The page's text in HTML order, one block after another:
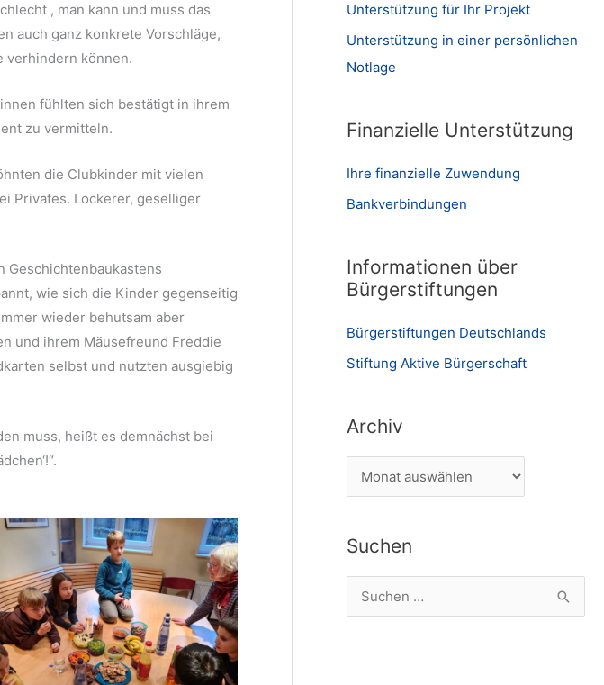
, man kann und muss das
auch ganz konkrete Vorschläge,
verhindern können.
fühlten sich bestätigt in ihrem
zu vermitteln.
die Clubkinder mit vielen
Privates. Lockerer, geselliger
Geschichtenbaukastens
wie sich die Kinder gegenseitig
wieder behutsam aber
und ihrem Mäusefreund Freddie
selbst und nutzten ausgiebig
muss, heißt es demnächst bei
Unterstützung für Ihr Projekt
Unterstützung in einer persönlichen
Notlage
Finanzielle Unterstützung
Ihre finanzielle Zuwendung
Bankverbindungen
Informationen über
Bürgerstiftungen
Bürgerstiftungen Deutschlands
Stiftung Aktive Bürgerschaft
Archiv
r
h
i
Suchen
u